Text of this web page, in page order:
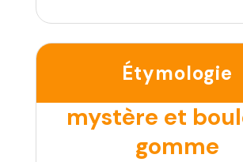
Étymologie
mystère et
gomme